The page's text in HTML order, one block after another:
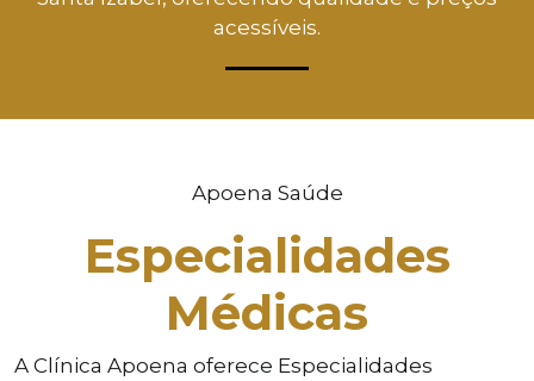
acessíveis.
Apoena Saúde
Especialidades
Médicas
A Clínica Apoena oferece Especialidades